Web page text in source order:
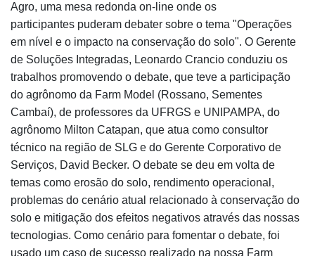
Agro, uma mesa redonda on-line onde os
participantes puderam debater sobre o tema "Operações
em nível e o impacto na conservação do solo". O Gerente
de Soluções Integradas, Leonardo Crancio conduziu os
trabalhos promovendo o debate, que teve a participação
do agrônomo da Farm Model (Rossano, Sementes
Cambaí), de professores da UFRGS e UNIPAMPA, do
agrônomo Milton Catapan, que atua como consultor
técnico na região de SLG e do Gerente Corporativo de
Serviços, David Becker. O debate se deu em volta de
temas como erosão do solo, rendimento operacional,
problemas do cenário atual relacionado à conservação do
solo e mitigação dos efeitos negativos através das nossas
tecnologias. Como cenário para fomentar o debate, foi
usado um caso de sucesso realizado na nossa Farm